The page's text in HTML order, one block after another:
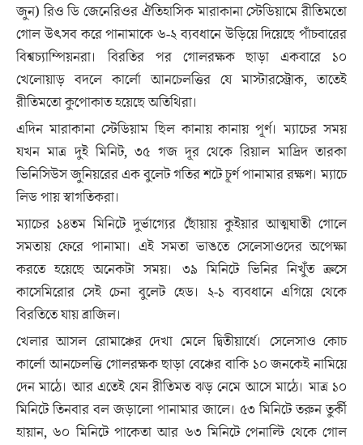
জুন) রিও ডি জেনেরিওর ঐতিহাসিক মারাকানা স্টেডিয়ামে রীতিমতো
গোল উৎসব করে পানামাকে ৬-২ ব্যবধানে উড়িয়ে দিয়েছে পাঁচবারের
বিশ্বচ্যাম্পিয়নরা। বিরতির পর গোলরক্ষক ছাড়া একবারে ১০
খেলোয়াড় বদলে কার্লো আনচেলত্তির যে মাস্টারস্ট্রোক, তাতেই
রীতিমতো কুপোকাত হয়েছে অতিথিরা।
এদিন মারাকানা স্টেডিয়াম ছিল কানায় কানায় পূর্ণ। ম্যাচের সময়
যখন মাত্র দুই মিনিট, ৩৫ গজ দূর থেকে রিয়াল মাদ্রিদ তারকা
ভিনিসিউস জুনিয়রের এক বুলেট গতির শটে চূর্ণ পানামার রক্ষণ। ম্যাচে
লিড পায় স্বাগতিকরা।
ম্যাচের ১৪তম মিনিটে দুর্ভাগ্যের ছোঁয়ায় কুইয়ার আত্মঘাতী গোলে
সমতায় ফেরে পানামা। এই সমতা ভাঙতে সেলেসাওদের অপেক্ষা
করতে হয়েছে অনেকটা সময়। ৩৯ মিনিটে ভিনির নিখুঁত ক্রসে
কাসেমিরোর সেই চেনা বুলেট হেড। ২-১ ব্যবধানে এগিয়ে থেকে
বিরতিতে যায় ব্রাজিল।
খেলার আসল রোমাঞ্চের দেখা মেলে দ্বিতীয়ার্ধে। সেলেসাও কোচ
কার্লো আনচেলত্তি গোলরক্ষক ছাড়া বেঞ্চের বাকি ১০ জনকেই নামিয়ে
দেন মাঠে। আর এতেই যেন রীতিমত ঝড় নেমে আসে মাঠে। মাত্র ১০
মিনিটে তিনবার বল জড়ালো পানামার জালে। ৫৩ মিনিটে তরুন তুর্কী
হায়ান, ৬০ মিনিটে পাকেতা আর ৬৩ মিনিটে পেনাল্টি থেকে গোল